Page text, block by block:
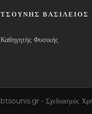
ΤΣΟΎΝΗΣ ΒΑΣΊΛΕΙΟΣ
Καθηγητής Φυσικής
btsounis.gr - Σχεδιασμός